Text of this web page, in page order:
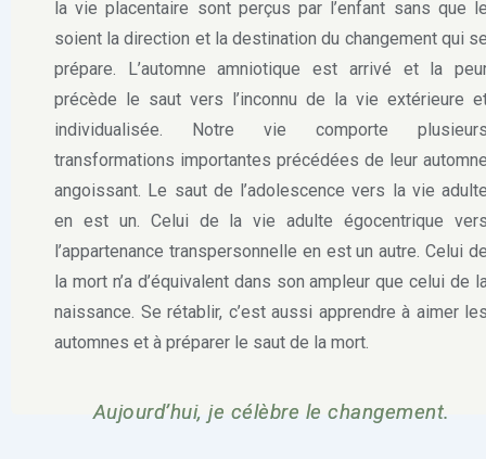
la vie placentaire sont perçus par l’enfant sans que
soient la direction et la destination du changement qui
prépare. L’automne amniotique est arrivé et la
précède le saut vers l’inconnu de la vie extérieure
individualisée. Notre vie comporte
transformations importantes précédées de leur
angoissant. Le saut de l’adolescence vers la vie
en est un. Celui de la vie adulte égocentrique
l’appartenance transpersonnelle en est un autre. Celui
la mort n’a d’équivalent dans son ampleur que celui de
naissance. Se rétablir, c’est aussi apprendre à aimer
automnes et à préparer le saut de la mort.
Aujourd’hui, je célèbre le changement.